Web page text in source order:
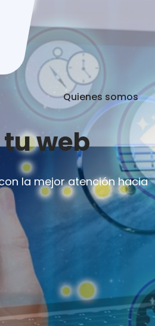
Quienes somos
SEO
Company
efficitur mattis turpiunec
nisl.